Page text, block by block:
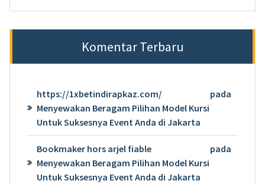
Komentar Terbaru
https://1xbetindirapkaz.com/
pada
Menyewakan Beragam Pilihan Model Kursi
Untuk Suksesnya Event Anda di Jakarta
Bookmaker hors arjel fiable
pada
Menyewakan Beragam Pilihan Model Kursi
Untuk Suksesnya Event Anda di Jakarta